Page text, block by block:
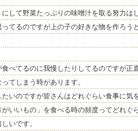
して野菜たっぷりの味噌汁を取る努力は
てるのですが上の子の好きな物を作ろう
べてるのに我慢したりしてるのですが正
てしまう時があります。
いのですが皆さんはどれぐらい食事に気
いいもの」を食べる時の頻度ってどれぐ
いです。